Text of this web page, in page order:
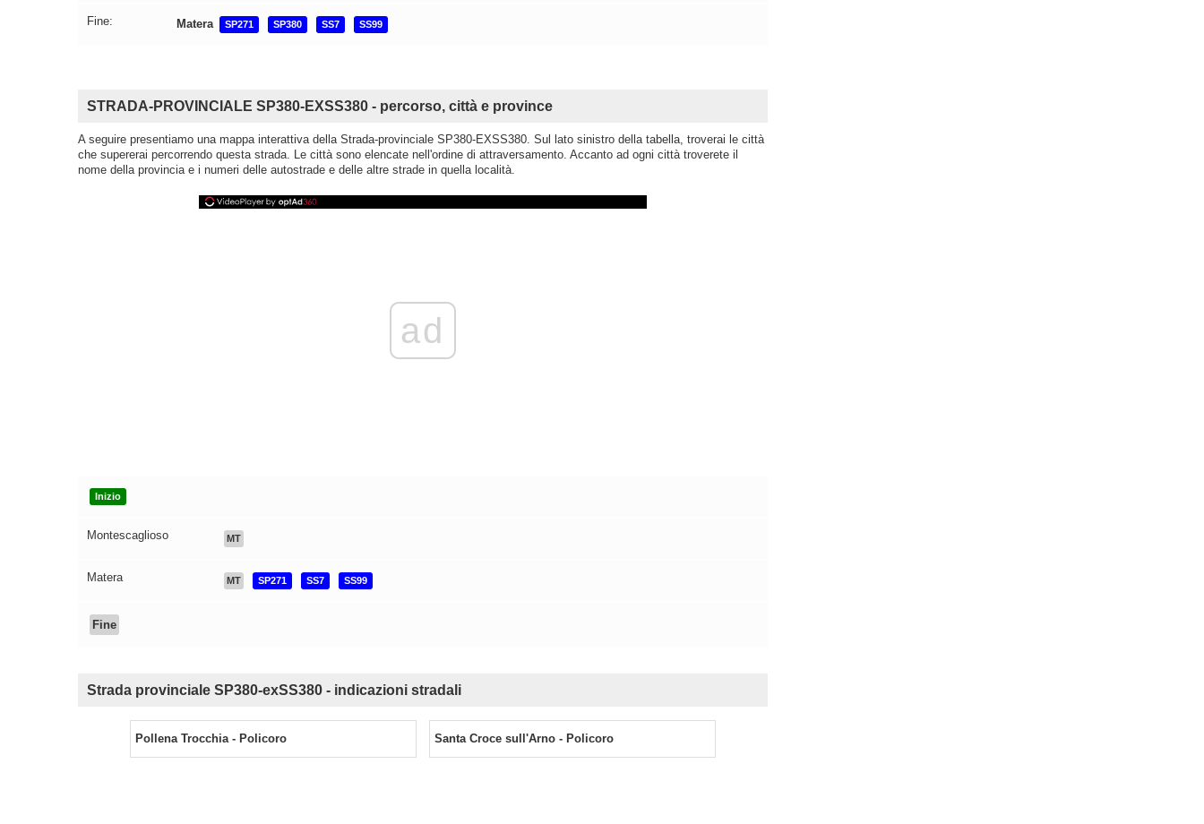
Fine: Matera SP271 SP380 SS7 SS99
STRADA-PROVINCIALE SP380-EXSS380 - percorso, città e province
A seguire presentiamo una mappa interattiva della Strada-provinciale SP380-EXSS380. Sul lato sinistro della tabella, troverai le città
che supererai percorrendo questa strada. Le città sono elencate nell'ordine di attraversamento. Accanto ad ogni città troverete il
nome della provincia e i numeri delle autostrade e delle altre strade in quella località.
ad
Inizio
Montescaglioso MT
Matera MT SP271 SS7 SS99
Fine
Strada provinciale SP380-exSS380 - indicazioni stradali
Pollena Trocchia - Policoro Santa Croce sull'Arno - Policoro